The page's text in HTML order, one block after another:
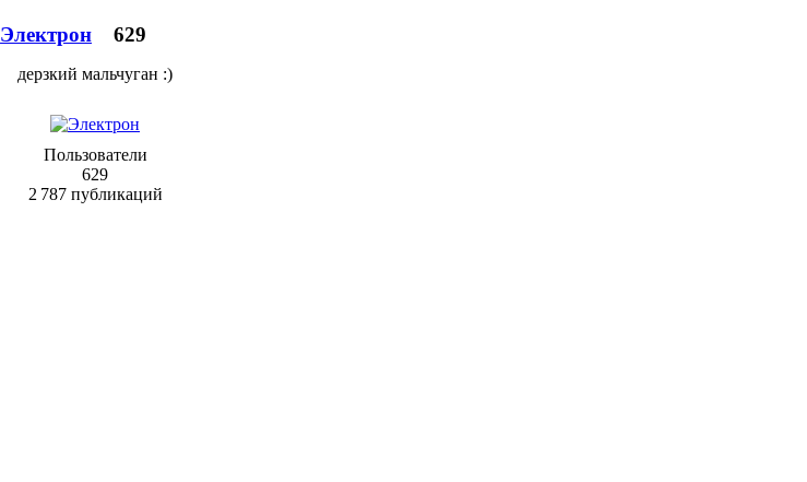
Электрон 629
дерзкий мальчуган :)
Пользователи
629
2 787 публикаций